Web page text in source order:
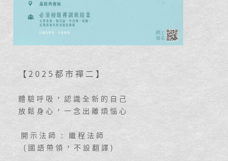
【2025都市禪二】
體驗呼吸，認識全新的自己
放鬆身心，一念出離煩惱心
開示法師 : 繼程法師
(國語帶領，不設翻譯)